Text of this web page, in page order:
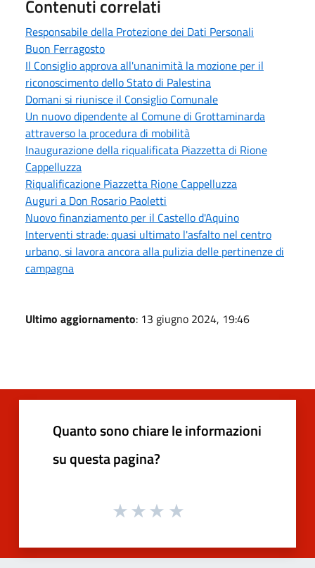
Contenuti correlati
Responsabile della Protezione dei Dati Personali
Buon Ferragosto
Il Consiglio approva all'unanimità la mozione per il
riconoscimento dello Stato di Palestina
Domani si riunisce il Consiglio Comunale
Un nuovo dipendente al Comune di Grottaminarda
attraverso la procedura di mobilità
Inaugurazione della riqualificata Piazzetta di Rione
Cappelluzza
Riqualificazione Piazzetta Rione Cappelluzza
Auguri a Don Rosario Paoletti
Nuovo finanziamento per il Castello d'Aquino
Interventi strade: quasi ultimato l'asfalto nel centro
urbano, si lavora ancora alla pulizia delle pertinenze di
campagna
Ultimo aggiornamento: 13 giugno 2024, 19:46
Quanto sono chiare le informazioni
su questa pagina?